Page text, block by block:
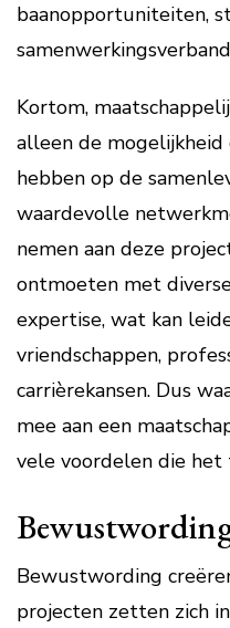
baanopportuniteiten,
Kortom,
alleen de
hebben op de
waardevolle
nemen aan deze
ontmoeten met
expertise, wat kan
vriendschappen,
carrièrekansen. Dus
mee aan een
vele voordelen die
Bewustwording
projecten zetten zich